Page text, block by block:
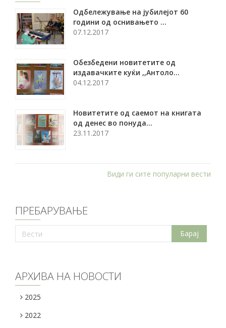
Oдбележување на јубилејот 60
години од оснивањето ...
07.12.2017
Обезбедени новитетите од
издавачките куќи ,,Антоло...
04.12.2017
Новитетите од саемот на книгата
од денес во понуда...
23.11.2017
Види ги сите популарни вести
ПРЕБАРУВАЊЕ
АРХИВА НА НОВОСТИ
2025
2022